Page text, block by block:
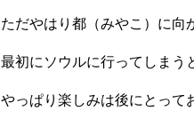
ただやはり都（みやこ）に向
最初にソウルに行ってしまう
やっぱり楽しみは後にとって